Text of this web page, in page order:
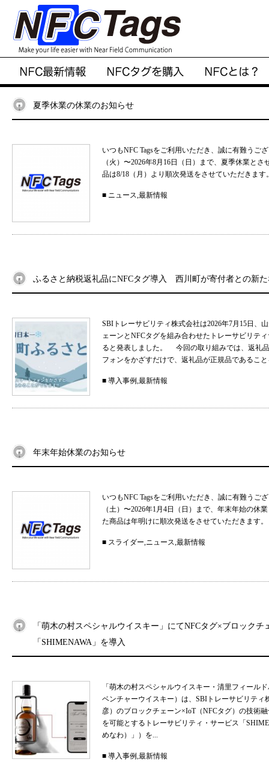
夏季休業の休業のお知らせ
いつもNFC Tagsをご利用いただき、誠に有難う
（火）〜2026年8月16日（日）まで、夏季休業と
品は8/18（月）より順次発送をさせていただきま
■ ニュース,最新情報
ふるさと納税返礼品にNFCタグ導入 西川町が寄付者との新
SBIトレーサビリティ株式会社は2026年7月15日、
ェーンとNFCタグを組み合わせたトレーサビリテ
ると発表しました。 今回の取り組みでは、返礼
フォンをかざすだけで、返礼品が正規品であるこ
■ 導入事例,最新情報
年末年始休業のお知らせ
いつもNFC Tagsをご利用いただき、誠に有難う
（土）〜2026年1月4日（日）まで、年末年始の
た商品は年明けに順次発送をさせていただきます
■ スライダー,ニュース,最新情報
「萌木の村スペシャルウイスキー」にてNFCタグ×ブロックチ
「SHIMENAWA」を導入
「萌木の村スペシャルウイスキー・清里フィール
ベンチャーウイスキー）は、SBIトレーサビリテ
彦）のブロックチェーン×IoT（NFCタグ）の技術
を可能とするトレーサビリティ・サービス「
めなわ）」）を...
■ 導入事例,最新情報